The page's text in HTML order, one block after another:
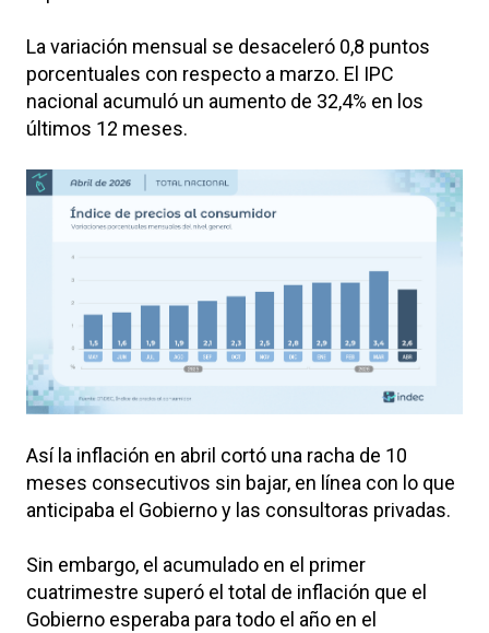
La variación mensual se desaceleró 0,8 puntos
porcentuales con respecto a marzo. El IPC
nacional acumuló un aumento de 32,4% en los
últimos 12 meses.
Así la inflación en abril cortó una racha de 10
meses consecutivos sin bajar, en línea con lo que
anticipaba el Gobierno y las consultoras privadas.
Sin embargo, el acumulado en el primer
cuatrimestre superó el total de inflación que el
Gobierno esperaba para todo el año en el